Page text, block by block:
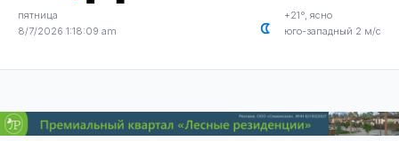
пятница
8/7/2026 1:18:09 am
+21°, ясно
юго-западный 2 м/с